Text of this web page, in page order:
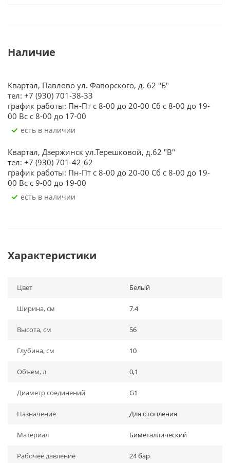
Наличие
Квартал, Павлово ул. Фаворского, д. 62 "Б"
тел: +7 (930) 701-38-33
график работы: Пн-Пт с 8-00 до 20-00 Сб с 8-00 до 19-
00 Вс с 8-00 до 17-00
Есть в наличии
Квартал, Дзержинск ул.Терешковой, д.62 "В"
тел: +7 (930) 701-42-62
график работы: Пн-Пт с 8-00 до 20-00 Сб с 8-00 до 19-
00 Вс с 9-00 до 19-00
Есть в наличии
Характеристики
Цвет Белый
Ширина, см 7.4
Высота, см 56
Глубина, см 10
Объем, л 0,1
Диаметр соединений G1
Назначение Для отопления
Материал Биметаллический
Рабочее давление 24 бар